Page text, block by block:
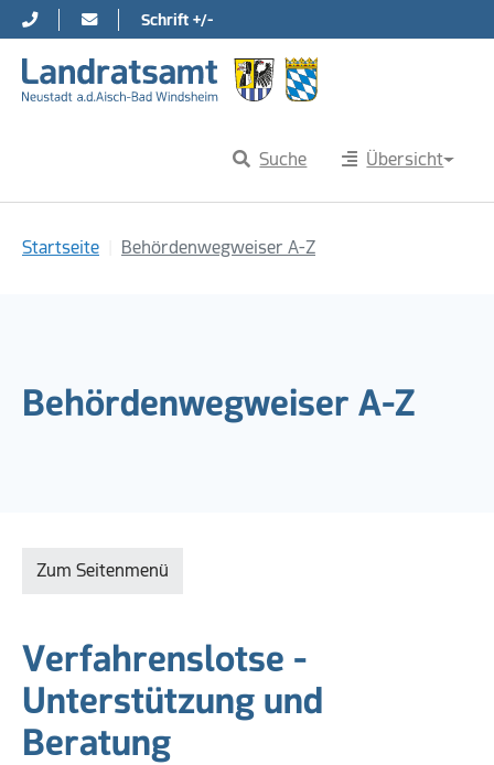
Direkt zur Hauptnavigation springen
Direkt zum Inhalt springen
Schrift +/-
Suche Übersicht
Startseite Behördenwegweiser A-Z
Behördenwegweiser A-Z
Zum Seitenmenü
Verfahrenslotse -
Unterstützung und
Beratung